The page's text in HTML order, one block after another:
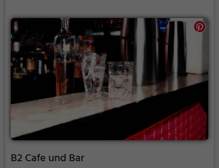
Hunger ist gesorgt, denn die Bar bietet eine Auswahl
an leckeren Speisen, die perfekt zu den Getränken
passen. Egal ob man auf der Suche nach einem
entspannten Feierabend oder einem gelungenen
Ausgeh-Erlebnis ist, die Bar Wallhalla ist definitiv
einen Besuch wert.
B2 Cafe und Bar